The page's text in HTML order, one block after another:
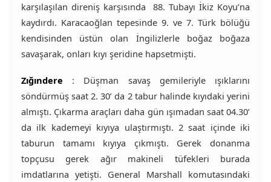
karşılaşılan direniş karşısında 88. Tubayı İkiz Koyu’na
kaydırdı. Karacaoğlan tepesinde 9. ve 7. Türk bölüğü
kendisinden üstün olan İngilizlerle boğaz boğaza
savaşarak, onları kıyı şeridine hapsetmişti.
Zığındere : Düşman savaş gemileriyle ışıklarını
söndürmüş saat 2. 30’ da 2 tabur halinde kıyıdaki yerini
almıştı. Çıkarma araçları daha gün ışımadan saat 04.30’
da ilk kademeyi kıyıya ulaştırmıştı. 2 saat içinde iki
taburun tamamı kıyıya çıkmıştı. Gerek donanma
topçusu gerek ağır makineli tüfekleri burada
imdatlarına yetişti. General Marshall komutasındaki